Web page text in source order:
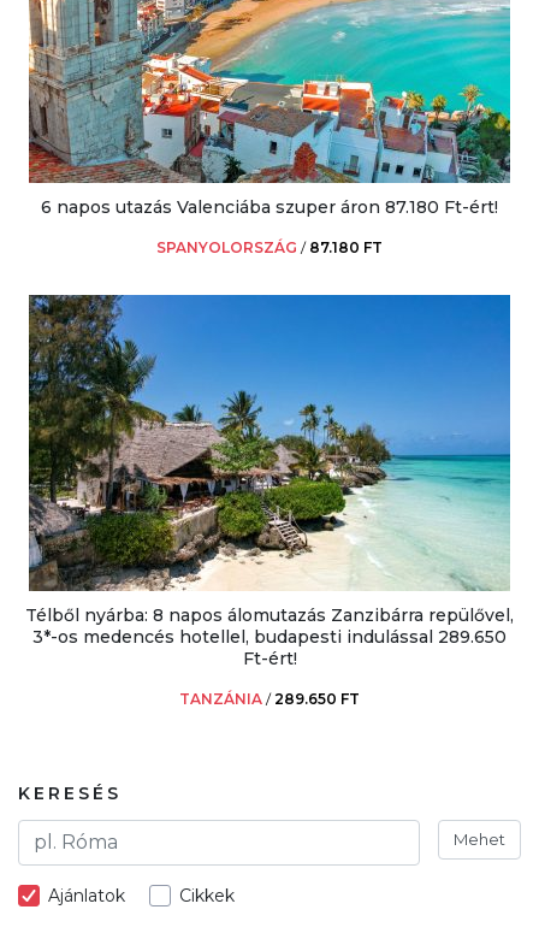
6 napos utazás Valenciába szuper áron 87.180 Ft-ért!
SPANYOLORSZÁG / 87.180 FT
Télből nyárba: 8 napos álomutazás Zanzibárra repülővel,
3*-os medencés hotellel, budapesti indulással 289.650
Ft-ért!
TANZÁNIA /289.650 FT
KERESÉS
Mehet
Ajánlatok Cikkek